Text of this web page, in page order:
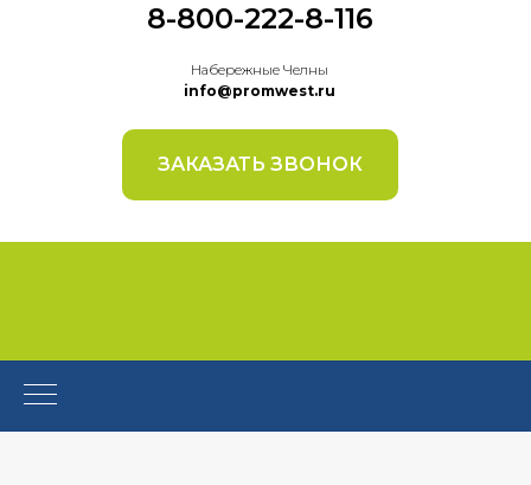
8-800-222-8-116
Набережные Челны
info@promwest.ru
ЗАКАЗАТЬ ЗВОНОК